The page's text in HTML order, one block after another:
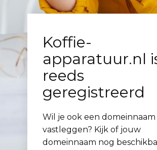
Koffie-
apparatuur.nl
reeds
geregistreerd
Wil je ook een domeinnaam
vastleggen? Kijk of jouw
domeinnaam nog